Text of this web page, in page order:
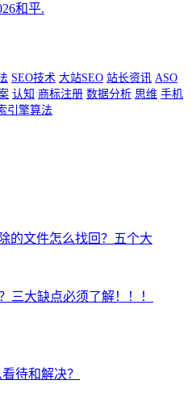
和平.
SEO技术 大站SEO 站长资讯 ASO
认知 商标注册 数据分析 思维 手机
引擎算法
的文件怎么找回？五个大
三大缺点必须了解！！！
待和解决？